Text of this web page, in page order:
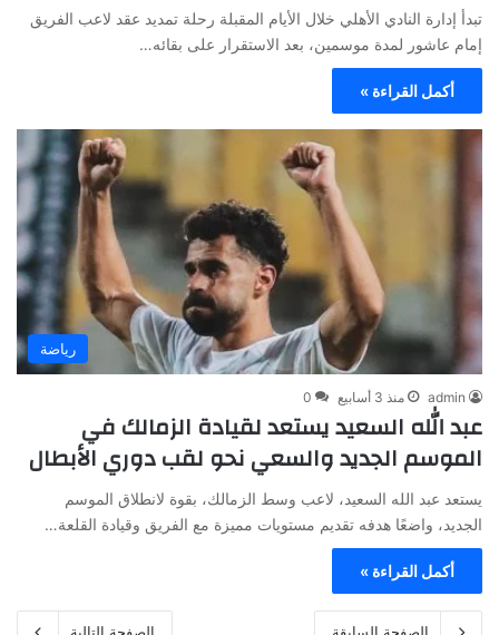
تبدأ إدارة النادي الأهلي خلال الأيام المقبلة رحلة تمديد عقد لاعب الفريق
إمام عاشور لمدة موسمين، بعد الاستقرار على بقائه…
أكمل القراءة »
رياضة
admin منذ 3 أسابيع 0
عبد الله السعيد يستعد لقيادة الزمالك في
الموسم الجديد والسعي نحو لقب دوري الأبطال
يستعد عبد الله السعيد، لاعب وسط الزمالك، بقوة لانطلاق الموسم
الجديد، واضعًا هدفه تقديم مستويات مميزة مع الفريق وقيادة القلعة…
أكمل القراءة »